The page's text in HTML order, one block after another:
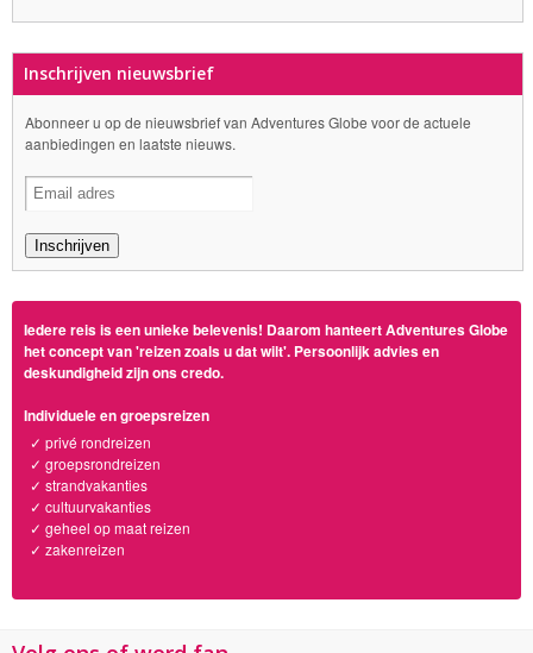
Inschrijven nieuwsbrief
Abonneer u op de nieuwsbrief van Adventures Globe voor de actuele
aanbiedingen en laatste nieuws.
Iedere reis is een unieke belevenis! Daarom hanteert Adventures Globe
het concept van 'reizen zoals u dat wilt'. Persoonlijk advies en
deskundigheid zijn ons credo.
Individuele en groepsreizen
✓ privé rondreizen
✓ groepsrondreizen
✓ strandvakanties
✓ cultuurvakanties
✓ geheel op maat reizen
✓ zakenreizen